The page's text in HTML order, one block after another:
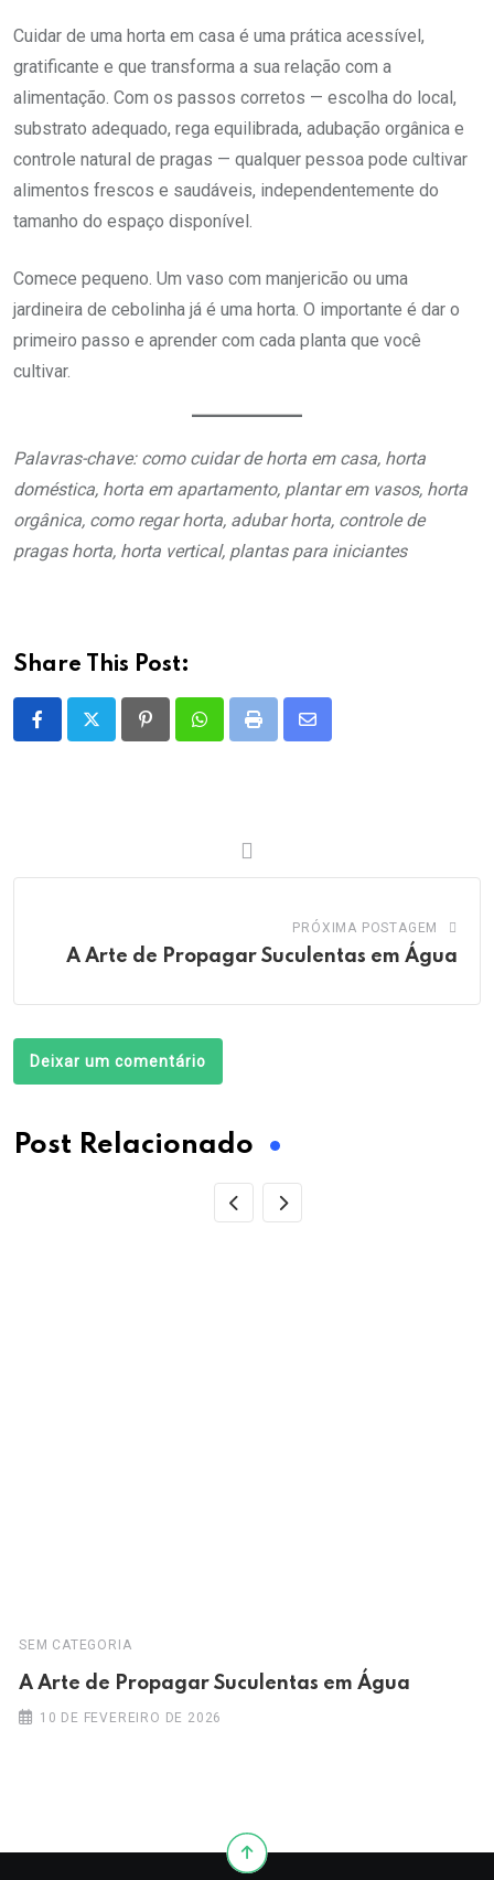
Cuidar de uma horta em casa é uma prática acessível,
gratificante e que transforma a sua relação com a
alimentação. Com os passos corretos — escolha do local,
substrato adequado, rega equilibrada, adubação orgânica e
controle natural de pragas — qualquer pessoa pode cultivar
alimentos frescos e saudáveis, independentemente do
tamanho do espaço disponível.
Comece pequeno. Um vaso com manjericão ou uma
jardineira de cebolinha já é uma horta. O importante é dar o
primeiro passo e aprender com cada planta que você
cultivar.
Palavras-chave: como cuidar de horta em casa, horta
doméstica, horta em apartamento, plantar em vasos, horta
orgânica, como regar horta, adubar horta, controle de
pragas horta, horta vertical, plantas para iniciantes
Share This Post:
PinterestWhatsappPrint
Share
PRÓXIMA POSTAGEM
A Arte de Propagar Suculentas em Água
Deixar um comentário
Post Relacionado
SEM CATEGORIA
A Arte de Propagar Suculentas em Água
10 DE FEVEREIRO DE 2026